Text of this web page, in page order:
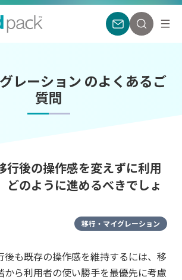
レーション のよくあるご
質問
行後の操作感を変えずに利用
どのように進めるべきでしょ
移行・マイグレーション
後も既存の操作感を維持するには、移
から利用者の使い勝手を最優先に考慮